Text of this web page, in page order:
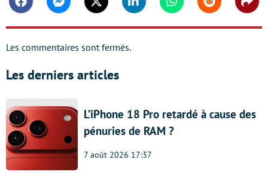
FacebookMessengerTwitter Linkedin WhatsappReddit
Les commentaires sont fermés.
Les derniers articles
L’iPhone 18 Pro retardé à cause des
pénuries de RAM ?
7 août 2026 17:37